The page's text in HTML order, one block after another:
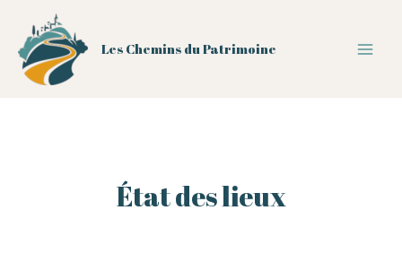
contenu
Les Chemins du Patrimoine
État des lieux